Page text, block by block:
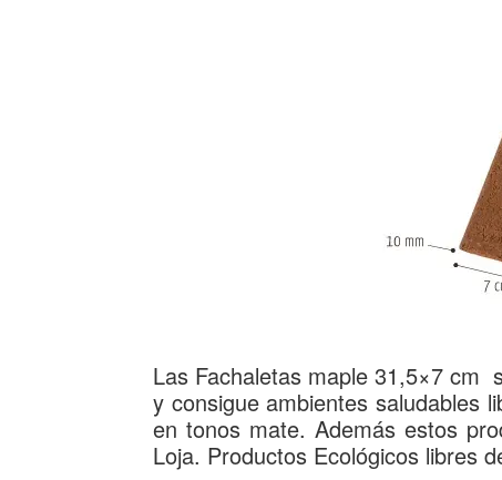
Las Fachaletas maple 31,5×7 cm
y consigue ambientes saludables
en tonos mate. Además estos
Loja. Productos Ecológicos libres